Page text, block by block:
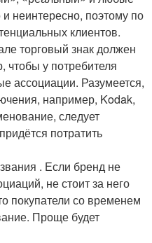
неинтересно, поэтому по
клиентов.
торговый знак должен
чтобы у потребителя
ассоциации. Разумеется,
например, Kodak,
следует
потратить
. Если бренд не
не стоит за него
покупатели со временем
Проще будет